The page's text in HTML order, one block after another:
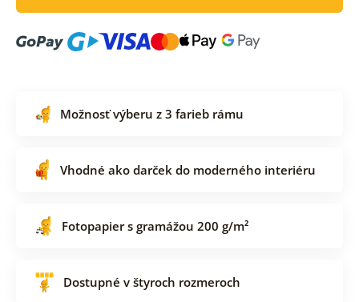
Možnosť výberu z 3 farieb rámu
Vhodné ako darček do moderného interiéru
Fotopapier s gramážou 200 g/m²
Dostupné v štyroch rozmeroch